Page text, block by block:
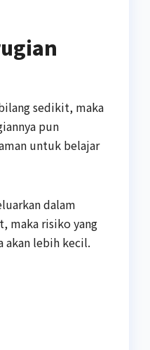
sedikit, maka
pun
untuk belajar
dalam
maka risiko yang
akan lebih kecil.